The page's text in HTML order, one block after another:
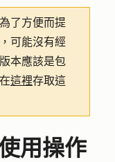
了方便而提
可能沒有經
本應該是包
這裡存取這
用操作